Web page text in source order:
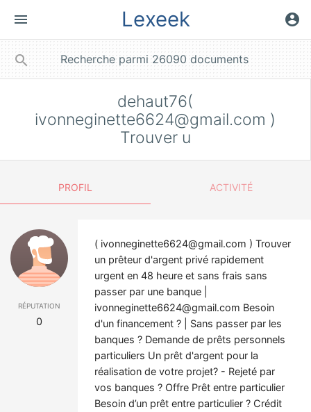
menu Lexeek account_circle
search
dehaut76(
ivonneginette6624@gmail.com )
Trouver u
PROFIL ACTIVITÉ
réputation
0
( ivonneginette6624@gmail.com ) Trouver
un prêteur d'argent privé rapidement
urgent en 48 heure et sans frais sans
passer par une banque |
ivonneginette6624@gmail.com Besoin
d'un financement ? | Sans passer par les
banques ? Demande de prêts personnels
particuliers Un prêt d'argent pour la
réalisation de votre projet? - Rejeté par
vos banques ? Offre Prêt entre particulier
Besoin d’un prêt entre particulier ? Crédit